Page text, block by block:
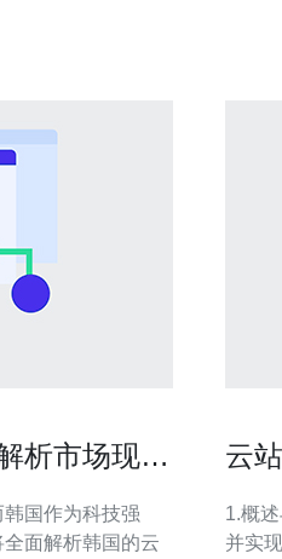
析市场现状
国作为科技强
面解析韩国的云
云
1.概
并实